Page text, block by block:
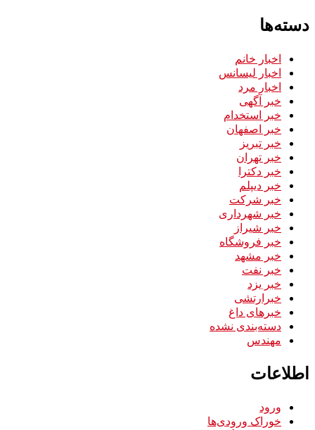
دسته‌ها
اخبار خانم
اخبار لیسانس
اخبار مرد
خبر آگهی
خبر استخدام
خبر اصفهان
خبر تبریز
خبر تهران
خبر دکترا
خبر دیپلم
خبر شرکت
خبر شهرداری
خبر شیراز
خبر فروشگاه
خبر مشهد
خبر نفت
خبر یزد
خبرارتشی
خبرهای داغ
دسته‌بندی نشده
مهندس
اطلاعات
ورود
خوراک ورودی‌ها